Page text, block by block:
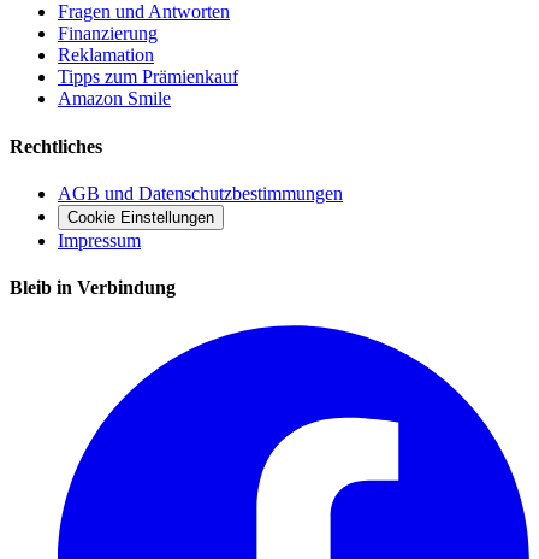
Fragen und Antworten
Finanzierung
Reklamation
Tipps zum Prämienkauf
Amazon Smile
Rechtliches
AGB und Datenschutzbestimmungen
Cookie Einstellungen
Impressum
Bleib in Verbindung